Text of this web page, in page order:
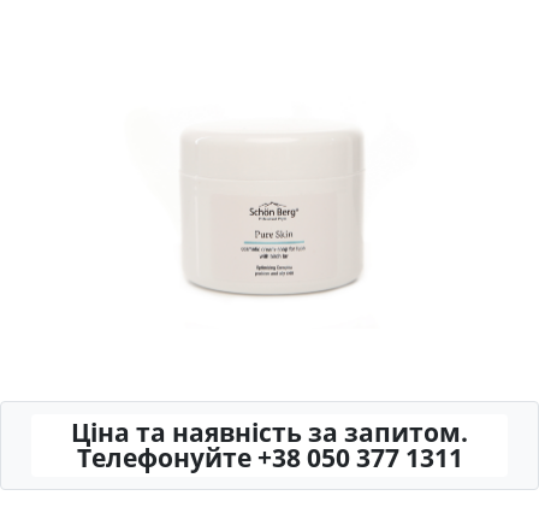
Ціна та наявність за запитом.
Телефонуйте +38 050 377 1311